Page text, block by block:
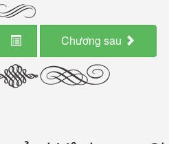
Chương sau